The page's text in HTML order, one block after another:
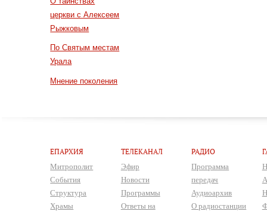
церкви с Алексеем
Рыжковым
По Святым местам
Урала
Мнение поколения
ЕПАРХИЯ
Митрополит
События
Структура
Храмы
ТЕЛЕКАНАЛ
Эфир
Новости
Программы
Ответы на
РАДИО
Программа
передач
Аудиоархив
О радиостанции